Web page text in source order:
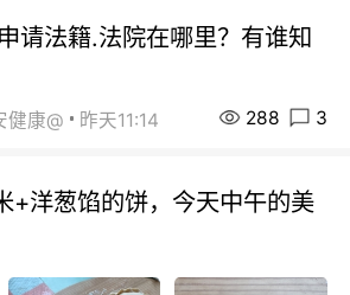
请法籍.法院在哪里？有谁知
健康@ 昨天11:14 288 3
+洋葱馅的饼，今天中午的美